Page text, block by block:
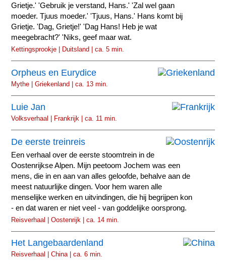
Grietje.' 'Gebruik je verstand, Hans.' 'Zal wel gaan
moeder. Tjuus moeder.' 'Tjuus, Hans.' Hans komt bij
Grietje. 'Dag, Grietje!' 'Dag Hans! Heb je wat
meegebracht?' 'Niks, geef maar wat.
Kettingsprookje | Duitsland | ca. 5 min.
Orpheus en Eurydice
Mythe | Griekenland | ca. 13 min.
Luie Jan
Volksverhaal | Frankrijk | ca. 11 min.
De eerste treinreis
Een verhaal over de eerste stoomtrein in de
Oostenrijkse Alpen. Mijn peetoom Jochem was een
mens, die in en aan van alles geloofde, behalve aan de
meest natuurlijke dingen. Voor hem waren alle
menselijke werken en uitvindingen, die hij begrijpen kon
- en dat waren er niet veel - van goddelijke oorsprong.
Reisverhaal | Oostenrijk | ca. 14 min.
Het Langebaardenland
Reisverhaal | China | ca. 6 min.